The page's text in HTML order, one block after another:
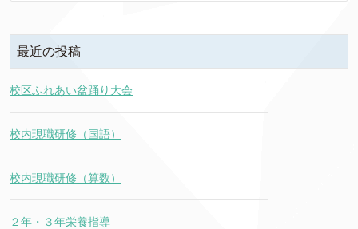
最近の投稿
校区ふれあい盆踊り大会
校内現職研修（国語）
校内現職研修（算数）
２年・３年栄養指導